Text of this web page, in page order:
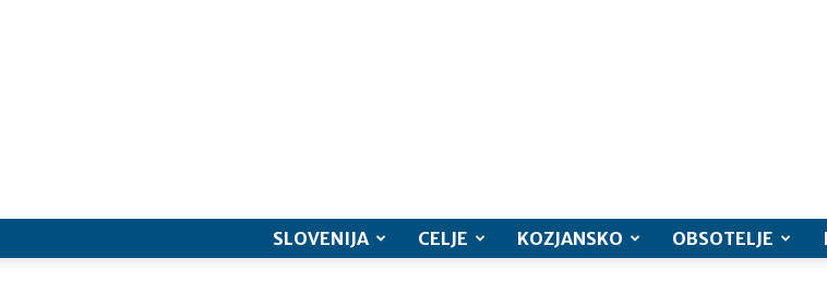
SLOVENIJA CELJE KOZJANSKO OBSOTELJE